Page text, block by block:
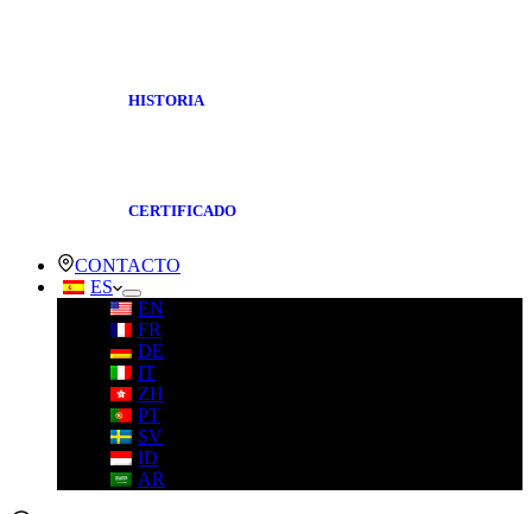
HISTORIA
CERTIFICADO
CONTACTO
ES
EN
FR
DE
IT
ZH
PT
SV
ID
AR